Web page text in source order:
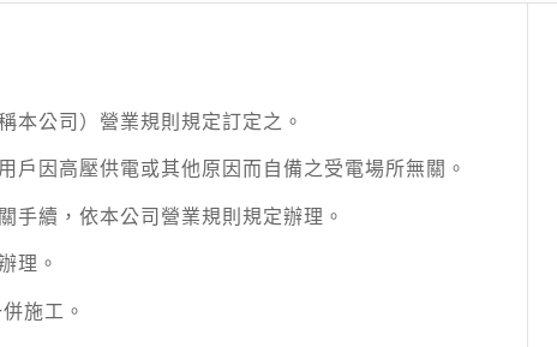
公司）營業規則規定訂定之。
因高壓供電或其他原因而自備之受電場所無關。
續，依本公司營業規則規定辦理。
理。
施工。